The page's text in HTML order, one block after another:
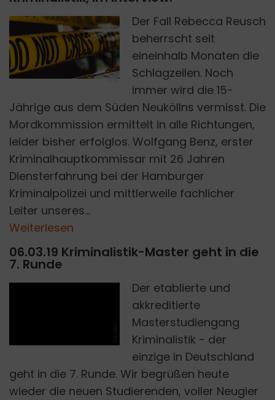
D
A
V
I
D
V
O
N
DI
E
M
A
R
O
N
U
N
S
P
L
A
SH
Der Fall Rebecca Reusch
beherrscht seit
eineinhalb Monaten die
Schlagzeilen. Noch
immer wird die 15-
Jährige aus dem Süden Neuköllns vermisst. Die
Mordkommission ermittelt in alle Richtungen,
leider bisher erfolglos. Wolfgang Benz, erster
Kriminalhauptkommissar mit 26 Jahren
Diensterfahrung bei der Hamburger
Kriminalpolizei und mittlerweile fachlicher
Leiter unseres...
Weiterlesen
06.03.19 Kriminalistik-Master geht in die
7. Runde
Der etablierte und
akkreditierte
Masterstudiengang
Kriminalistik - der
einzige in Deutschland
geht in die 7. Runde. Wir begrüßen heute
wieder die neuen Studierenden, voller Neugier